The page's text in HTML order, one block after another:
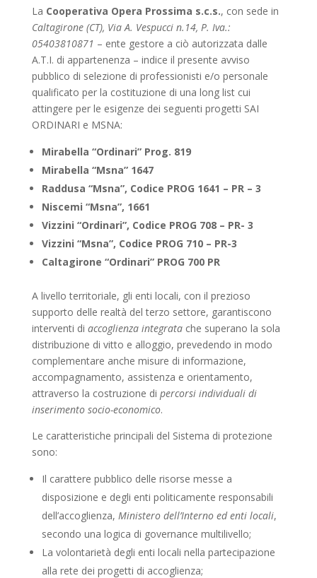
La Cooperativa Opera Prossima s.c.s., con sede in
Caltagirone (CT), Via A. Vespucci n.14, P. Iva.:
05403810871 – ente gestore a ciò autorizzata dalle
A.T.I. di appartenenza – indice il presente avviso
pubblico di selezione di professionisti e/o personale
qualificato per la costituzione di una long list cui
attingere per le esigenze dei seguenti progetti SAI
ORDINARI e MSNA:
Mirabella “Ordinari” Prog. 819
Mirabella “Msna” 1647
Raddusa “Msna”, Codice PROG 1641 – PR – 3
Niscemi “Msna”, 1661
Vizzini “Ordinari”, Codice PROG 708 – PR- 3
Vizzini “Msna”, Codice PROG 710 – PR-3
Caltagirone “Ordinari” PROG 700 PR
A livello territoriale, gli enti locali, con il prezioso
supporto delle realtà del terzo settore, garantiscono
interventi di accoglienza integratache superano la sola
distribuzione di vitto e alloggio, prevedendo in modo
complementare anche misure di informazione,
accompagnamento, assistenza e orientamento,
attraverso la costruzione di percorsi individuali di
inserimento socio-economico.
Le caratteristiche principali del Sistema di protezione
sono:
Il carattere pubblico delle risorse messe a
disposizione e degli enti politicamente responsabili
dell’accoglienza, Ministero dell’Interno ed enti locali,
secondo una logica di governance multilivello;
La volontarietà degli enti locali nella partecipazione
alla rete dei progetti di accoglienza;